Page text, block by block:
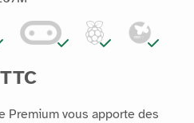
Premium vous apporte des